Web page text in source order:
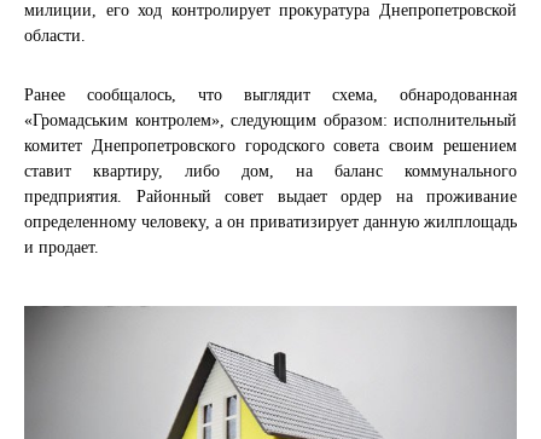
милиции, его ход контролирует прокуратура Днепропетровской
области.
Ранее сообщалось, что выглядит схема, обнародованная
«Громадським контролем», следующим образом: исполнительный
комитет Днепропетровского городского совета своим решением
ставит квартиру, либо дом, на баланс коммунального
предприятия. Районный совет выдает ордер на проживание
определенному человеку, а он приватизирует данную жилплощадь
и продает.